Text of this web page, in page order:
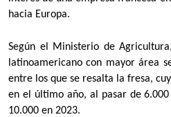
hacia Europa.
Según el Ministerio de
latinoamericano con mayor área
entre los que se resalta la fresa,
en el último año, al pasar de
10.000 en 2023.